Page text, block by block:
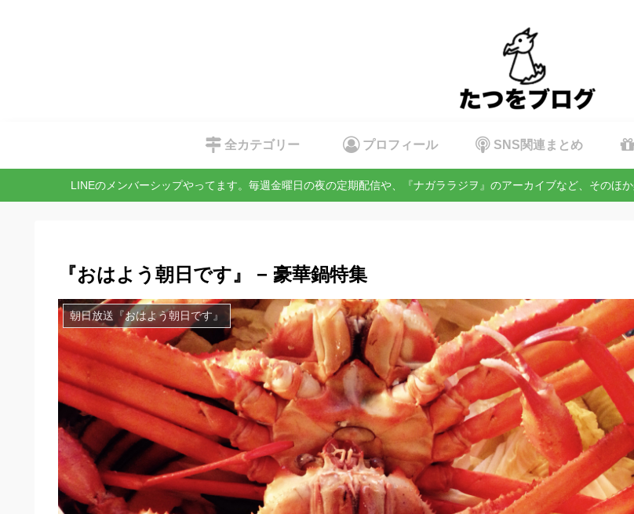
全カテゴリー プロフィール SNS関連まとめ
LINEのメンバーシップやってます。毎週金曜日の夜の定期配信や、『ナガララジヲ』のアーカイブなど、そのほ
『おはよう朝日です』 − 豪華鍋特集
朝日放送『おはよう朝日です』